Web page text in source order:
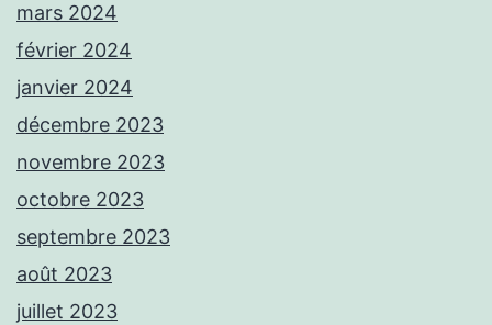
mars 2024
février 2024
janvier 2024
décembre 2023
novembre 2023
octobre 2023
septembre 2023
août 2023
juillet 2023